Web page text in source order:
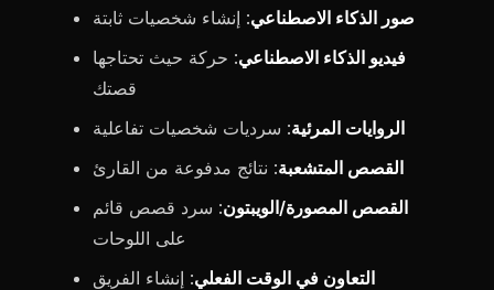
صور الذكاء الاصطناعي: إنشاء شخصيات ثابتة
فيديو الذكاء الاصطناعي: حركة حيث تحتاجها
قصتك
الروايات المرئية: سرديات شخصيات تفاعلية
القصص المتشعبة: نتائج مدفوعة من القارئ
القصص المصورة/الويبتون: سرد قصص قائم
على اللوحات
التعاون في الوقت الفعلي: إنشاء الفريق